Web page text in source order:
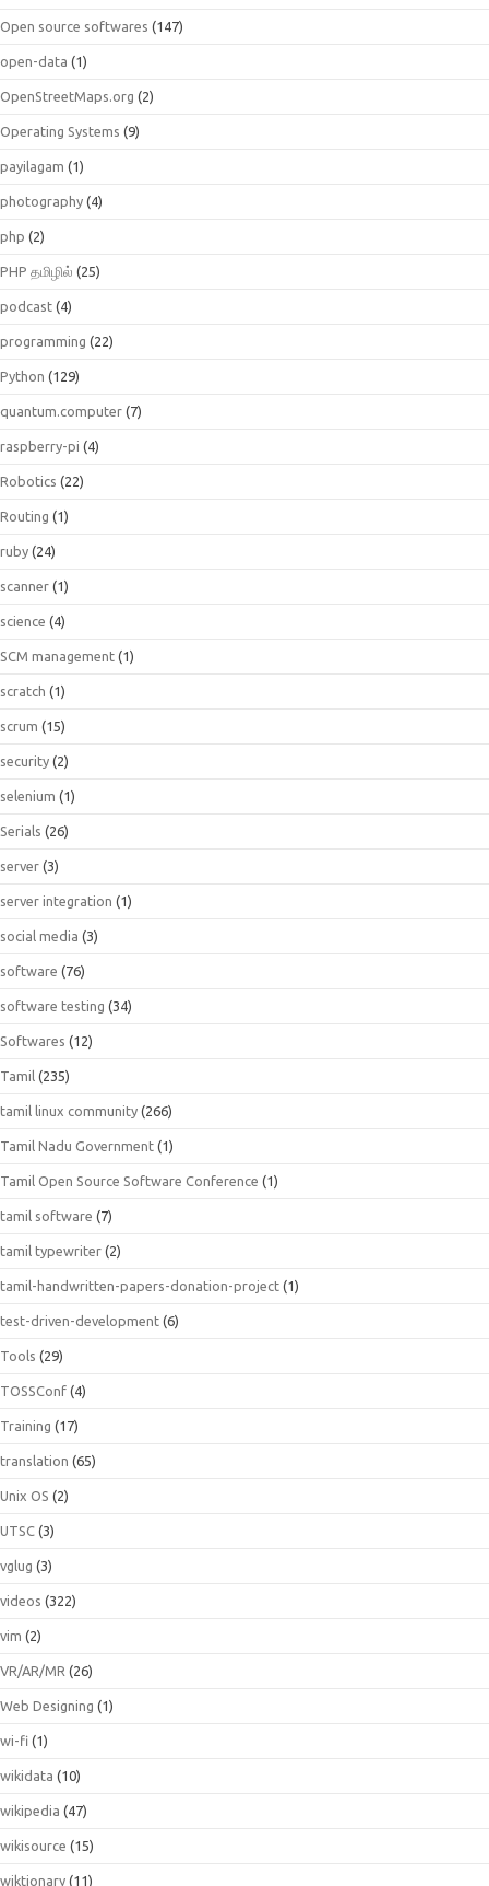
Open source softwares (147)
open-data (1)
OpenStreetMaps.org (2)
Operating Systems (9)
payilagam (1)
photography (4)
php (2)
PHP தமிழில் (25)
podcast (4)
programming (22)
Python (129)
quantum.computer (7)
raspberry-pi (4)
Robotics (22)
Routing (1)
ruby (24)
scanner (1)
science (4)
SCM management (1)
scratch (1)
scrum (15)
security (2)
selenium (1)
Serials (26)
server (3)
server integration (1)
social media (3)
software (76)
software testing (34)
Softwares (12)
Tamil (235)
tamil linux community (266)
Tamil Nadu Government (1)
Tamil Open Source Software Conference (1)
tamil software (7)
tamil typewriter (2)
tamil-handwritten-papers-donation-project (1)
test-driven-development (6)
Tools (29)
TOSSConf (4)
Training (17)
translation (65)
Unix OS (2)
UTSC (3)
vglug (3)
videos (322)
vim (2)
VR/AR/MR (26)
Web Designing (1)
wi-fi (1)
wikidata (10)
wikipedia (47)
wikisource (15)
wiktionary (11)